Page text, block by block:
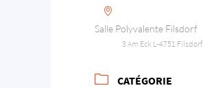
Salle Polyvalente Filsdorf
3 Am Eck L-4751 Filsdorf
CATÉGORIE